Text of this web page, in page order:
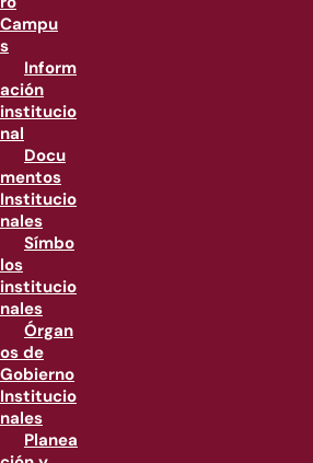
Campu
s
Inform
ación
institucio
nal
Docu
mentos
Institucio
nales
Símbo
los
institucio
nales
Órgan
os de
Gobierno
Institucio
nales
Planea